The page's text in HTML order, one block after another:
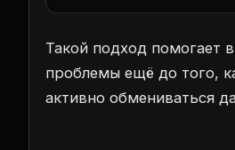
Такой подход помогает
проблемы ещё до того,
активно обмениваться